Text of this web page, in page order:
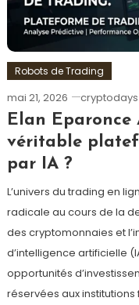
Robots de Trading
mai 21, 2026 cryptodays
Elan Eparonce
véritable
par IA ?
L’univers du trading en
radicale au cours de la
des cryptomonnaies et
d’intelligence artificielle
opportunités
réservées aux institutions